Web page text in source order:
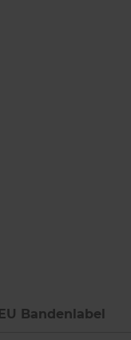
EU Bandenlabel